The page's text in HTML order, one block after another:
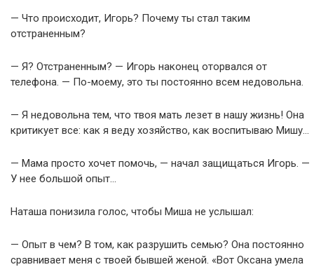
— Что происходит, Игорь? Почему ты стал таким
отстраненным?
— Я? Отстраненным? — Игорь наконец оторвался от
телефона. — По-моему, это ты постоянно всем недовольна.
— Я недовольна тем, что твоя мать лезет в нашу жизнь! Она
критикует все: как я веду хозяйство, как воспитываю Мишу…
— Мама просто хочет помочь, — начал защищаться Игорь. —
У нее большой опыт…
Наташа понизила голос, чтобы Миша не услышал:
— Опыт в чем? В том, как разрушить семью? Она постоянно
сравнивает меня с твоей бывшей женой. «Вот Оксана умела